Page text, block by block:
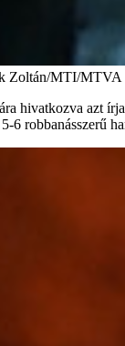
Zoltán/MTI/MTVA
hivatkozva azt
6 robbanásszerű